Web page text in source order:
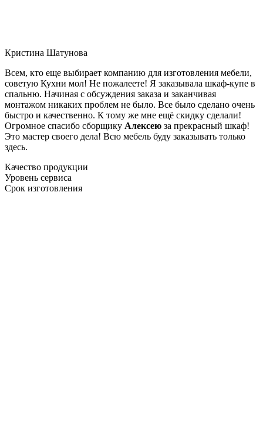
Кристина Шатунова
Всем, кто еще выбирает компанию для изготовления мебели,
советую Кухни мол! Не пожалеете! Я заказывала шкаф-купе в
спальню. Начиная с обсуждения заказа и заканчивая
монтажом никаких проблем не было. Все было сделано очень
быстро и качественно. К тому же мне ещё скидку сделали!
Огромное спасибо сборщику Алексею за прекрасный шкаф!
Это мастер своего дела! Всю мебель буду заказывать только
здесь.
Качество продукции
Уровень сервиса
Срок изготовления